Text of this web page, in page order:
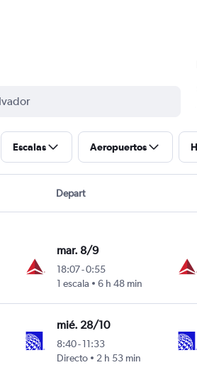
Escalas Aeropuertos
Depart
Dulles
mar. 8/9
18:07-0:55
1 escala
6 h 48 min
Dulles
mié. 28/10
8:40-11:33
Directo
2 h 53 min